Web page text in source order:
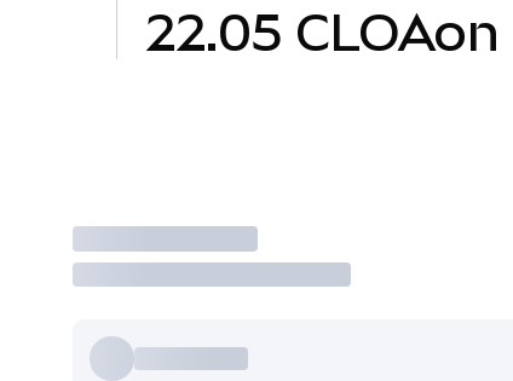
22.05 CLOAon
取引